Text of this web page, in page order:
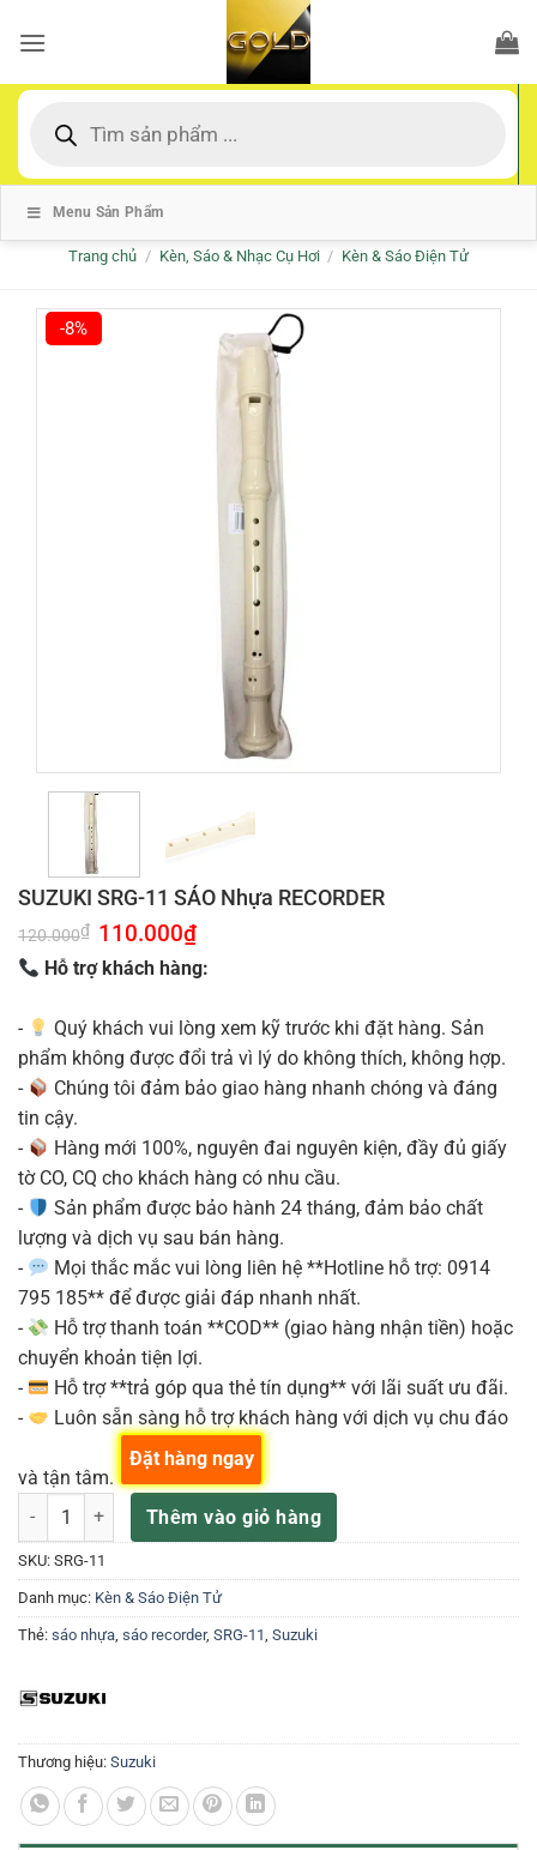
qua
dung
kiếm
Menu Sản Phẩm
Trang chủ / Kèn, Sáo & Nhạc Cụ Hơi / Kèn & Sáo Điện Tử
-8%
SUZUKI SRG-11 SÁO Nhựa RECORDER
120.000₫ Giá
gốc
là:
120.000₫.
110.000₫Giá
tại
là:
Hỗ trợ khách hàng:
-
Quý khách vui lòng xem kỹ trước khi đặt hàng. Sản
phẩm không được đổi trả vì lý do không thích, không hợp.
-
Chúng tôi đảm bảo giao hàng nhanh chóng và đáng
tin cậy.
-
Hàng mới 100%, nguyên đai nguyên kiện, đầy đủ giấy
tờ CO, CQ cho khách hàng có nhu cầu.
-
Sản phẩm được bảo hành 24 tháng, đảm bảo chất
lượng và dịch vụ sau bán hàng.
-
Mọi thắc mắc vui lòng liên hệ **Hotline hỗ trợ: 0914
795 185** để được giải đáp nhanh nhất.
-
Hỗ trợ thanh toán **COD** (giao hàng nhận tiền) hoặc
chuyển khoản tiện lợi.
-
Hỗ trợ **trả góp qua thẻ tín dụng** với lãi suất ưu đãi.
-
Luôn sẵn sàng hỗ trợ khách hàng với dịch vụ chu đáo
và tận tâm.
SUZUKI SRG-11 SÁO Nhựa RECORDER số lượng
Thêm vào giỏ hàng
Đặt hàng ngay
SKU: SRG-11
Danh mục: Kèn & Sáo Điện Tử
Thẻ: sáo nhựa, sáo recorder, SRG-11, Suzuki
Thương hiệu: Suzuki